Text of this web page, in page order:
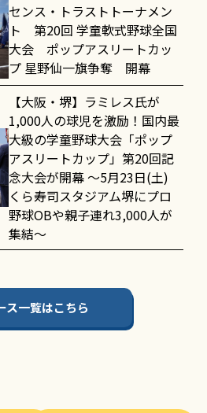
センス・トラストトーナメン
ト 第20回 学童軟式野球全国
大会 ポップアスリートカッ
プ 星野仙一旗争奪 開幕
【大阪・堺】ラミレス氏が
1,000人の球児を激励！国内最
大級の学童野球大会「ポップ
アスリートカップ」第20回記
念大会が開幕 〜5月23日(土)
くら寿司スタジアム堺にプロ
野球OBや親子連れ3,000人が
集結〜
ス一覧はこちら